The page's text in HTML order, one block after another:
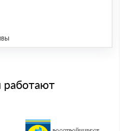
работают